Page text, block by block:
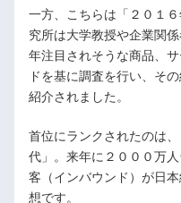
一方、こちらは「２０１
究所は大学教授や企業関
年注目されそうな商品、
ドを基に調査を行い、そ
紹介されました。
首位にランクされたのは
代」。来年に２０００万
客（インバウンド）が日
想です。